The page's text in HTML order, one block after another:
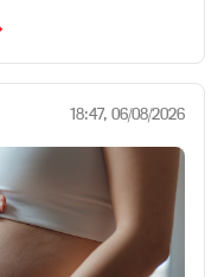
18:47, 06/08/2026